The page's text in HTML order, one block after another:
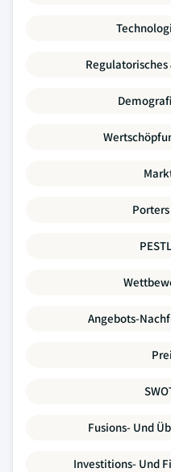
Angebots-
Fusions- Und
Investitions- Und